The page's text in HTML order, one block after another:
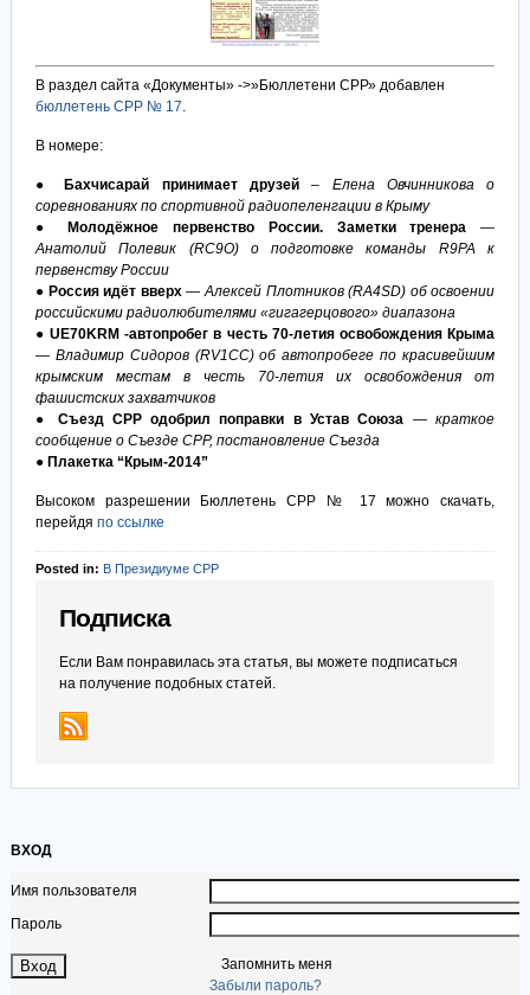
В раздел сайта «Документы» ->»Бюллетени СРР» добавлен
бюллетень СРР № 17.
В номере:
● Бахчисарай принимает друзей – Елена Овчинникова о
соревнованиях по спортивной радиопеленгации в Крыму
● Молодёжное первенство России. Заметки тренера —
Анатолий Полевик (RC9O) о подготовке команды R9PA к
первенству России
● Россия идёт вверх—Алексей Плотников (RA4SD) об освоении
российскими радиолюбителями «гигагерцового» диапазона
● UE70KRM -автопробег в честь 70-летия освобождения Крыма
— Владимир Сидоров (RV1CC) об автопробеге по красивейшим
крымским местам в честь 70-летия их освобождения от
фашистских захватчиков
● Съезд СРР одобрил поправки в Устав Союза —краткое
сообщение о Съезде СРР, постановление Съезда
● Плакетка “Крым-2014”
Высоком разрешении Бюллетень СРР № 17 можно скачать,
перейдя по ссылке
Posted in: В Президиуме СРР
Подписка
Если Вам понравилась эта статья, вы можете подписаться
на получение подобных статей.
ВХОД
Имя пользователя
Пароль
Запомнить меня
Забыли пароль?